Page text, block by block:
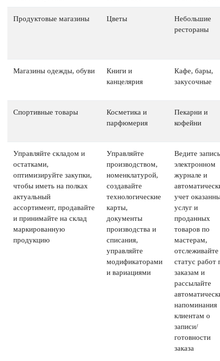
Продуктовые магазины Цветы
Небольшие
рестораны
Магазины одежды, обуви
Книги и
канцелярия
Кафе, бары,
закусочные
Спортивные товары
Косметика и
парфюмерия
Пекарни и
кофейни
Управляйте складом и
остатками,
оптимизируйте закупки,
чтобы иметь на полках
актуальный
ассортимент, продавайте
и принимайте на склад
маркированную
продукцию
Управляйте
производством,
номенклатурой,
создавайте
технологические
карты,
документы
производства и
списания,
управляйте
модификаторами
и вариациями
Ведите
электронном
журнале и
учет
услуг и
проданных
товаров по
мастерам,
отслеживайте
статус работ
заказам и
рассылайте
напоминания
клиентам о
записи/
готовности
заказа